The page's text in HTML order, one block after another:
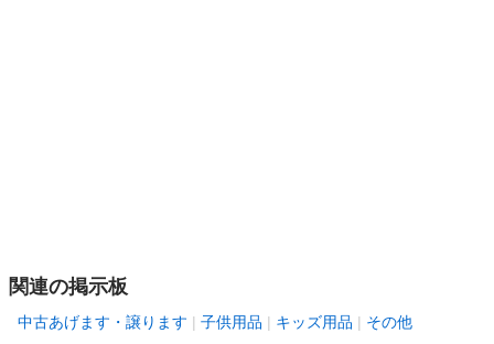
関連の掲示板
中古あげます・譲ります 子供用品 キッズ用品 その他